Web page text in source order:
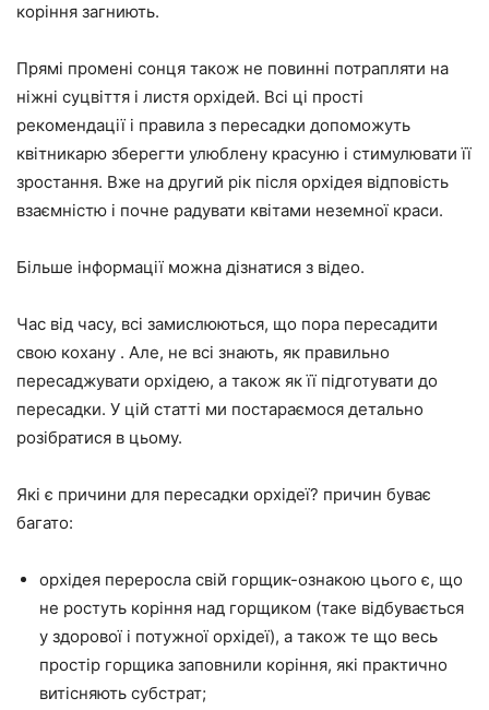
коріння загниють.
Прямі промені сонця також не повинні потрапляти на
ніжні суцвіття і листя орхідей. Всі ці прості
рекомендації і правила з пересадки допоможуть
квітникарю зберегти улюблену красуню і стимулювати її
зростання. Вже на другий рік після орхідея відповість
взаємністю і почне радувати квітами неземної краси.
Більше інформації можна дізнатися з відео.
Час від часу, всі замислюються, що пора пересадити
свою кохану . Але, не всі знають, як правильно
пересаджувати орхідею, а також як її підготувати до
пересадки. У цій статті ми постараємося детально
розібратися в цьому.
Які є причини для пересадки орхідеї? причин буває
багато:
орхідея переросла свій горщик-ознакою цього є, що
не ростуть коріння над горщиком (таке відбувається
у здорової і потужної орхідеї), а також те що весь
простір горщика заповнили коріння, які практично
витісняють субстрат;